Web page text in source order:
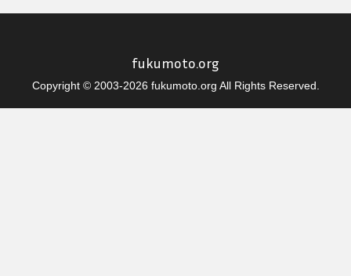
fukumoto.org
Copyright © 2003-2026 fukumoto.org All Rights Reserved.